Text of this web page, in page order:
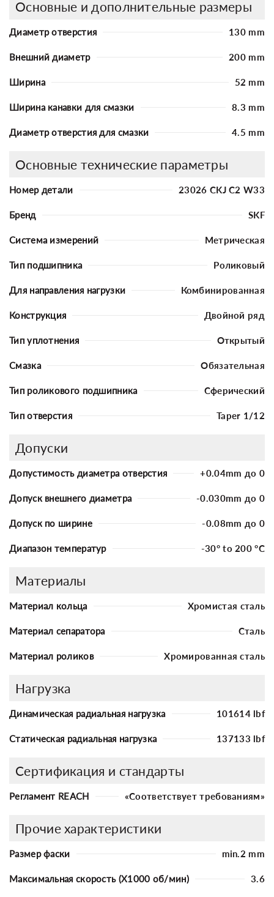
Основные и дополнительные размеры
Диаметр отверстия 130 mm
Внешний диаметр 200 mm
Ширина 52 mm
Ширина канавки для смазки 8.3 mm
Диаметр отверстия для смазки 4.5 mm
Основные технические параметры
Номер детали 23026 CKJ C2 W33
Бренд SKF
Система измерений Метрическая
Тип подшипника Роликовый
Для направления нагрузки Комбинированная
Конструкция Двойной ряд
Тип уплотнения Открытый
Смазка Обязательная
Тип роликового подшипника Сферический
Тип отверстия Taper 1/12
Допуски
Допустимость диаметра отверстия +0.04mm до 0
Допуск внешнего диаметра -0.030mm до 0
Допуск по ширине -0.08mm до 0
Диапазон температур -30° to 200 °C
Материалы
Материал кольца Хромистая сталь
Материал сепаратора Сталь
Материал роликов Хромированная сталь
Нагрузка
Динамическая радиальная нагрузка 101614 lbf
Статическая радиальная нагрузка 137133 lbf
Сертификация и стандарты
Регламент REACH «Соответствует требованиям»
Прочие характеристики
Размер фаски min.2 mm
Максимальная скорость (X1000 об/мин) 3.6